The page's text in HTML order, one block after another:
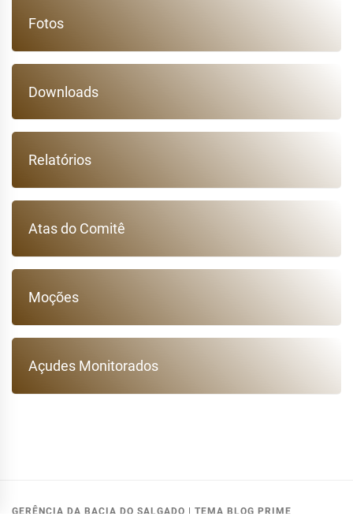
Fotos
Downloads
Relatórios
Atas do Comitê
Moções
Açudes Monitorados
GERÊNCIA DA BACIA DO SALGADO | TEMA BLOG PRIME